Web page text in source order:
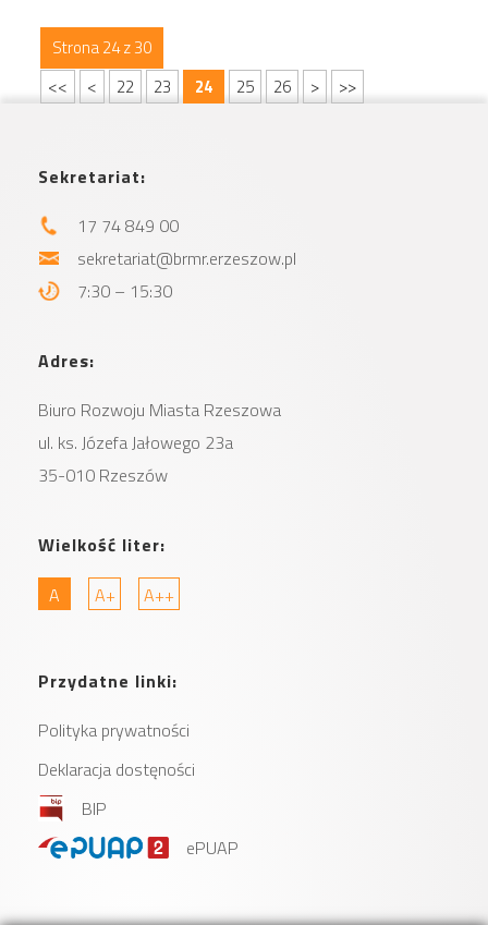
Strona 24 z 30
<<
< 22 23 24 25 26 > >>
Sekretariat:
17 74 849 00
sekretariat@brmr.erzeszow.pl
7:30 – 15:30
Adres:
Biuro Rozwoju Miasta Rzeszowa
ul. ks. Józefa Jałowego 23a
35-010 Rzeszów
Wielkość liter:
A
A+ A++
Przydatne linki:
Polityka prywatności
Deklaracja dostęności
BIP
ePUAP